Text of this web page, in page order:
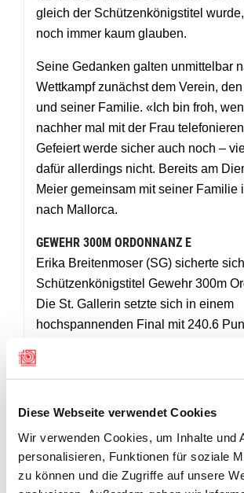
Diese Webseite verwendet Cookies
Wir verwenden Cookies, um Inhalte und
personalisieren, Funktionen für soziale
zu können und die Zugriffe auf unsere
gleich der Schützenkönigstitel
noch immer kaum glauben.
Seine Gedanken galten unmittelbar
Wettkampf zunächst dem Verein,
und seiner Familie. «Ich bin froh,
nachher mal mit der Frau
Gefeiert werde sicher auch noch –
dafür allerdings nicht. Bereits am
Meier gemeinsam mit seiner Familie
nach Mallorca.
GEWEHR 300M ORDONNANZ E
Erika Breitenmoser (SG) sicherte
Schützenkönigstitel Gewehr 300m
Die St. Gallerin setzte sich in einem
hochspannenden Final mit 240.6
Spitzengruppe und qualifizierte sich
den Final. Dort entwickelte sich ein
Duell mit der Qualifikationszweiten
Leenen. Die Führung wechselte im